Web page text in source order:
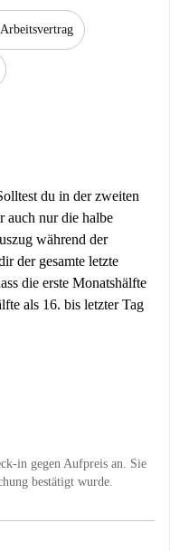
Arbeitsvertrag
du in der zweiten
auch nur die halbe
während der
der gesamte letzte
die erste Monatshälfte
als 16. bis letzter Tag
in gegen Aufpreis an. Sie
bestätigt wurde.